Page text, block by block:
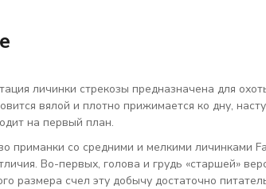
личинки стрекозы предназначена для
вялой и плотно прижимается ко дну,
на первый план.
приманки со средними и мелкими личинками
Во-первых, голова и грудь «старшей»
размера счел эту добычу достаточно